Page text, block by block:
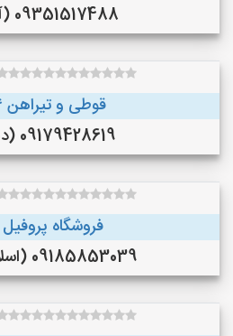
09351517488 (آزادشهر )
قوطی و تیراهن ۱۴ و ۱۶
09179428619 (دهدشت)
فروشگاه پروفیل
09185853039 (اسلام‌آباد غرب)